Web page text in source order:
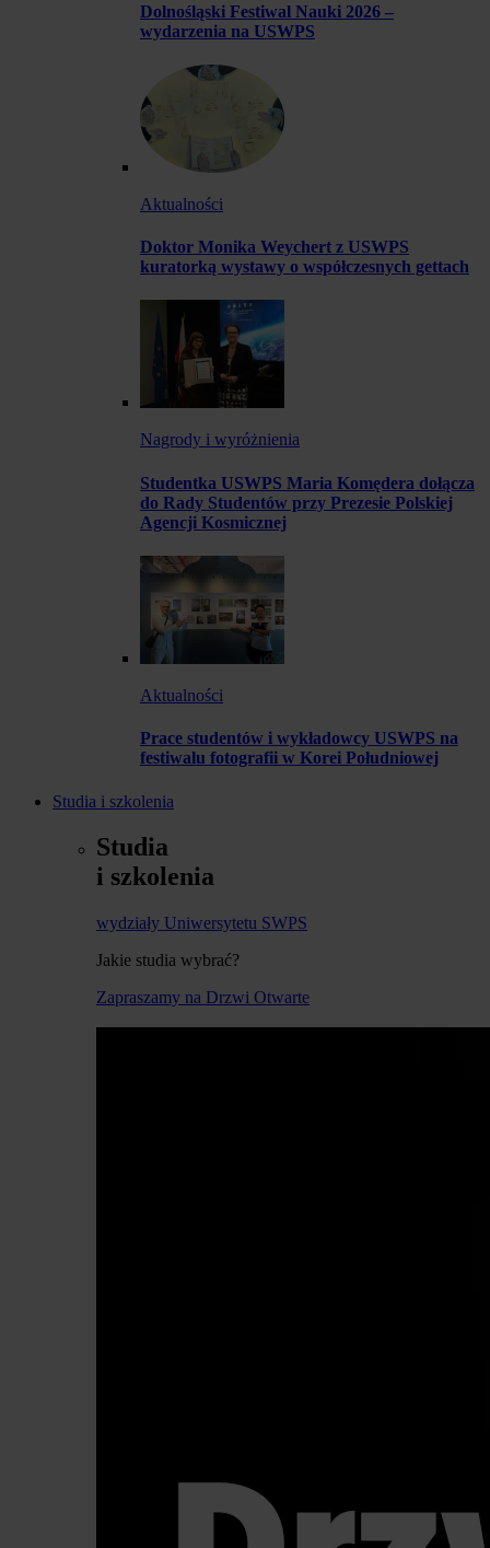
Dolnośląski Festiwal Nauki 2026 –
wydarzenia na USWPS
Aktualności
Doktor Monika Weychert z USWPS
kuratorką wystawy o współczesnych gettach
Nagrody i wyróżnienia
Studentka USWPS Maria Komędera dołącza
do Rady Studentów przy Prezesie Polskiej
Agencji Kosmicznej
Aktualności
Prace studentów i wykładowcy USWPS na
festiwalu fotografii w Korei Południowej
Studia i szkolenia
Studia
i szkolenia
wydziały Uniwersytetu SWPS
Jakie studia wybrać?
Zapraszamy na Drzwi Otwarte